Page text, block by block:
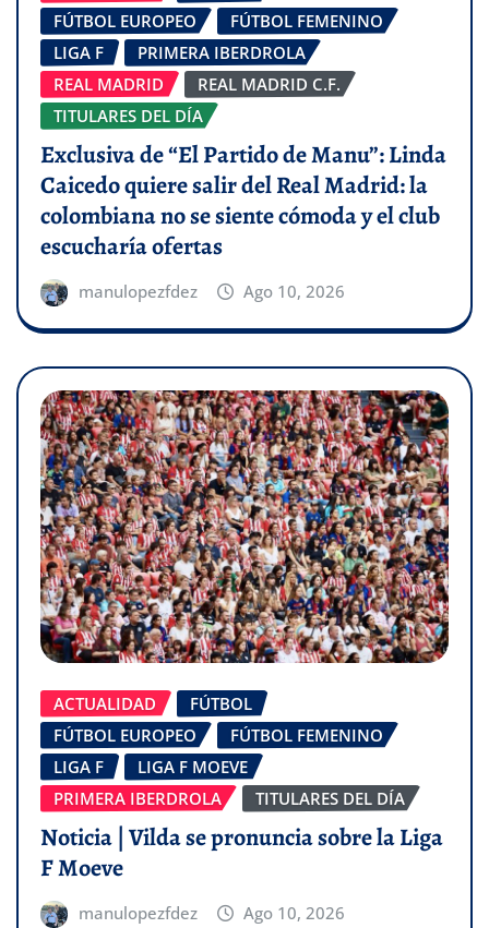
FÚTBOL EUROPEO
FÚTBOL FEMENINO
LIGA F
PRIMERA IBERDROLA
REAL MADRID
REAL MADRID C.F.
TITULARES DEL DÍA
Exclusiva de “El Partido de Manu”: Linda
Caicedo quiere salir del Real Madrid: la
colombiana no se siente cómoda y el club
escucharía ofertas
manulopezfdez Ago 10, 2026
ACTUALIDAD
FÚTBOL
FÚTBOL EUROPEO
FÚTBOL FEMENINO
LIGA F
LIGA F MOEVE
PRIMERA IBERDROLA
TITULARES DEL DÍA
Noticia | Vilda se pronuncia sobre la Liga
F Moeve
manulopezfdez Ago 10, 2026